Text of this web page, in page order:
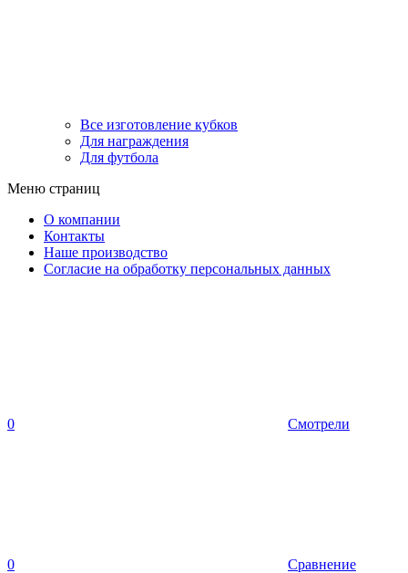
Все изготовление кубков
Для награждения
Для футбола
Меню страниц
О компании
Контакты
Наше производство
Согласие на обработку персональных данных
0 Смотрели
0 Сравнение